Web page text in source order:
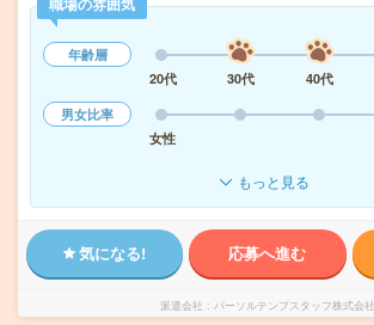
年齢層
20代
30代 40代
男女比率
女性
もっと見る
気になる! 応募へ進む
派遣会社 パーソルテンプスタッフ株式会社